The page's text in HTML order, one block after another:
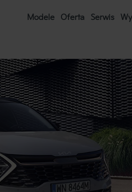
Modele Oferta Serwis